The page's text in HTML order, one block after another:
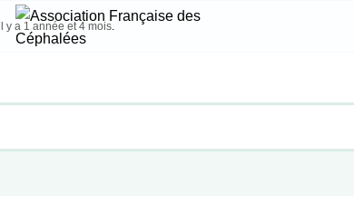
y a 1 année et 4 mois.